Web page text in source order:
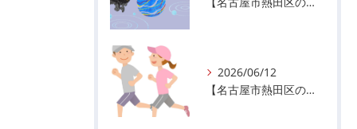
2026/06/12
【名古屋市熱田区の警備会社】暑熱順化で熱中症対策を！